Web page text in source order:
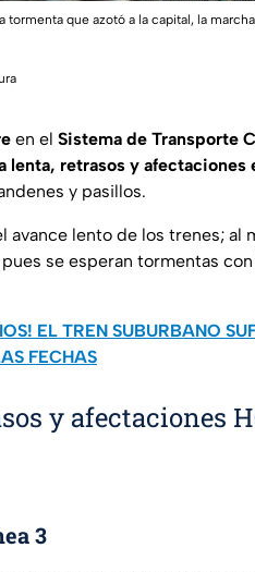
que azotó a la capital, la
en el Sistema de Transporte
lenta, retrasos y afectaciones
y pasillos.
lento de los trenes; al
se esperan tormentas
EL TREN SUBURBANO
FECHAS
y afectaciones
3